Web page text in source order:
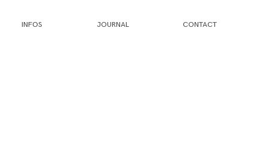
INFOS JOURNAL CONTACT